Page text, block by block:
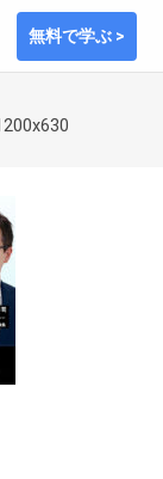
無料で学ぶ >